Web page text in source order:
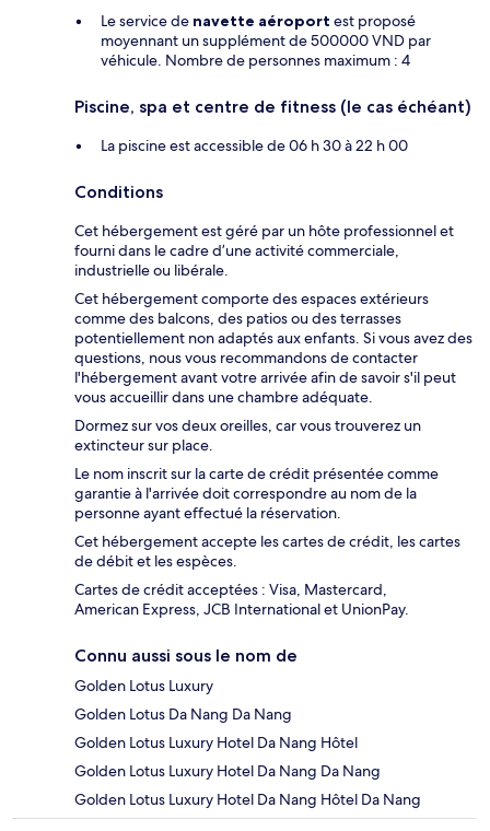
Le service de navette aéroport est proposé
moyennant un supplément de 500000 VND par
véhicule. Nombre de personnes maximum : 4
Piscine, spa et centre de fitness (le cas échéant)
La piscine est accessible de 06 h 30 à 22 h 00
Conditions
Cet hébergement est géré par un hôte professionnel et
fourni dans le cadre d’une activité commerciale,
industrielle ou libérale.
Cet hébergement comporte des espaces extérieurs
comme des balcons, des patios ou des terrasses
potentiellement non adaptés aux enfants. Si vous avez des
questions, nous vous recommandons de contacter
l'hébergement avant votre arrivée afin de savoir s'il peut
vous accueillir dans une chambre adéquate.
Dormez sur vos deux oreilles, car vous trouverez un
extincteur sur place.
Le nom inscrit sur la carte de crédit présentée comme
garantie à l'arrivée doit correspondre au nom de la
personne ayant effectué la réservation.
Cet hébergement accepte les cartes de crédit, les cartes
de débit et les espèces.
Cartes de crédit acceptées : Visa, Mastercard,
American Express, JCB International et UnionPay.
Connu aussi sous le nom de
Golden Lotus Luxury
Golden Lotus Da Nang Da Nang
Golden Lotus Luxury Hotel Da Nang Hôtel
Golden Lotus Luxury Hotel Da Nang Da Nang
Golden Lotus Luxury Hotel Da Nang Hôtel Da Nang